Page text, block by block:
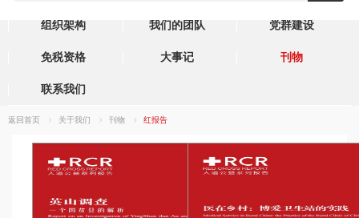
组织架构 我们的团队 党群建设
免税资格 大事记 刊物
联系我们
返回首页 关于我们 刊物 红报告